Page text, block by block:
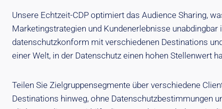
Unsere Echtzeit-CDP optimiert das Audience Sharing,
Marketingstrategien und Kundenerlebnisse unabdingbar
datenschutzkonform mit verschiedenen Destinations
einer Welt, in der Datenschutz einen hohen Stellenwert
Teilen Sie Zielgruppensegmente über verschiedene
Destinations hinweg, ohne Datenschutzbestimmungen